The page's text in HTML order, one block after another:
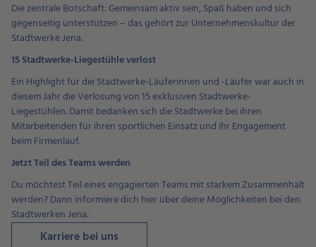
Die zentrale Botschaft: Gemeinsam aktiv sein, Spaß haben und sich
gegenseitig unterstützen – das gehört zur Unternehmenskultur der
Stadtwerke Jena.
15 Stadtwerke-Liegestühle verlost
Ein Highlight für die Stadtwerke-Läuferinnen und -Läufer war auch in
diesem Jahr die Verlosung von 15 exklusiven Stadtwerke-
Liegestühlen. Damit bedanken sich die Stadtwerke bei ihren
Mitarbeitenden für ihren sportlichen Einsatz und ihr Engagement
beim Firmenlauf.
Jetzt Teil des Teams werden
Du möchtest Teil eines engagierten Teams mit starkem Zusammenhalt
werden? Dann informiere dich hier über deine Möglichkeiten bei den
Stadtwerken Jena:
Karriere bei uns